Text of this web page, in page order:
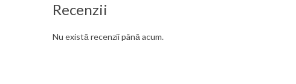
Recenzii
Nu există recenzii până acum.